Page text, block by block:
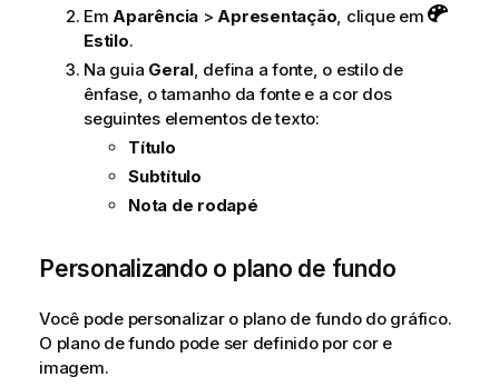
EmAparência >Apresentação, clique em
Estilo.
Na guia Geral, defina a fonte, o estilo de
ênfase, o tamanho da fonte e a cor dos
seguintes elementos de texto:
Título
Subtítulo
Nota de rodapé
Personalizando o plano de fundo
Você pode personalizar o plano de fundo do gráfico.
O plano de fundo pode ser definido por cor e
imagem.